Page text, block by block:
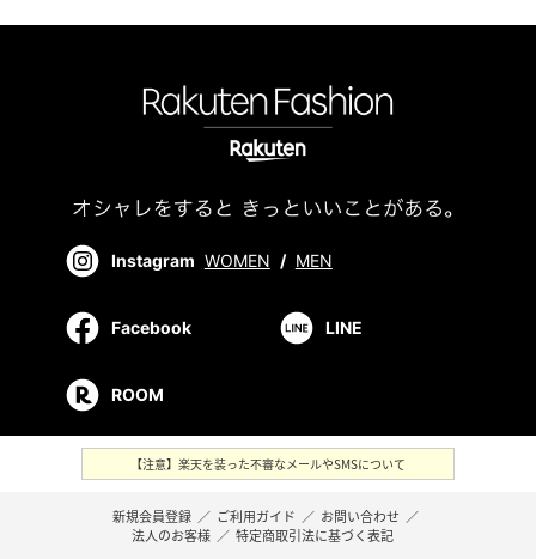
Instagram WOMEN / MEN
Facebook LINE
ROOM
【注意】楽天を装った不審なメールやSMSについて
新規会員登録 ／ ご利用ガイド ／ お問い合わせ ／
法人のお客様 ／ 特定商取引法に基づく表記